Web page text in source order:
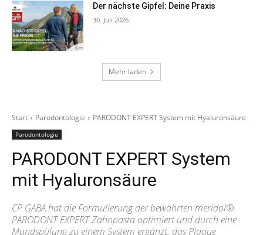
Der nächste Gipfel: Deine Praxis
30. Juli 2026
Mehr laden